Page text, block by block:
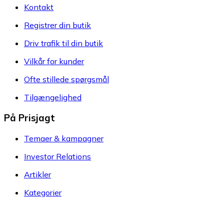
Kontakt
Registrer din butik
Driv trafik til din butik
Vilkår for kunder
Ofte stillede spørgsmål
Tilgængelighed
På Prisjagt
Temaer & kampagner
Investor Relations
Artikler
Kategorier